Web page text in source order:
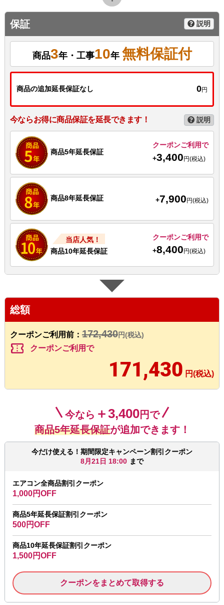
保証 説明
商品3年・工事10年 無料保証付
商品の追加延長保証なし 0円
今ならお得に商品保証を延長できます！ 説明
商品5年延長保証
クーポンご利用で
+3,400 円(税込)
商品8年延長保証 +7,900 円(税込)
当店人気！
商品10年延長保証
クーポンご利用で
+8,400 円(税込)
総額
クーポンご利用前： 172,430円(税込)
confirmation_number クーポンご利用で
171,430 円(税込)
今なら ＋3,400円で
商品5年延長保証が追加できます！
今だけ使える！期間限定キャンペーン割引クーポン
8月21日 18:00 まで
エアコン全商品割引クーポン
1,000円OFF
商品5年延長保証割引クーポン
500円OFF
商品10年延長保証割引クーポン
1,500円OFF
クーポンをまとめて取得する